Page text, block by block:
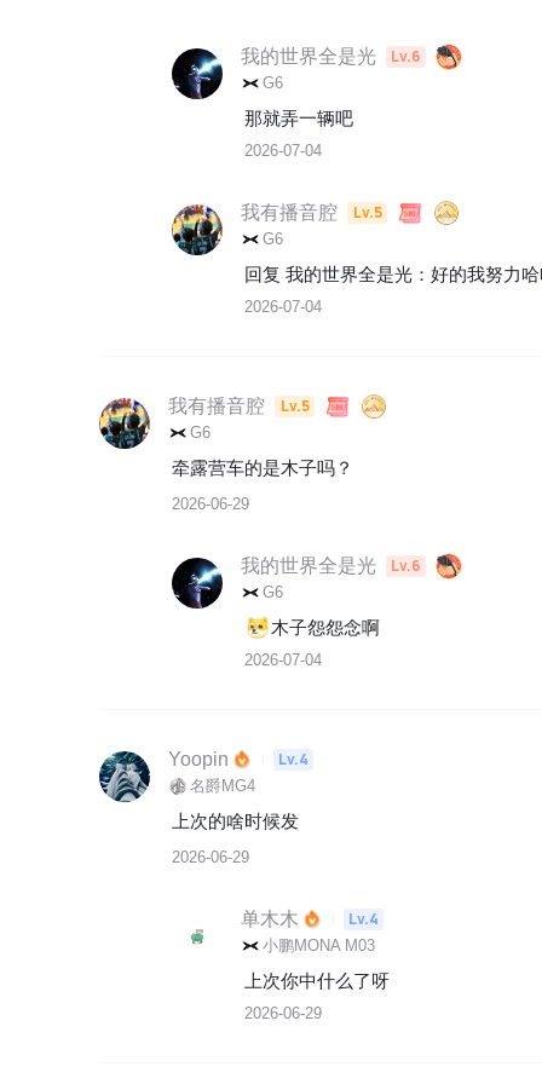
我的世界全是光 Lv.6
G6
那就弄一辆吧
2026-07-04
我有播音腔 Lv.5
G6
回复 我的世界全是光 ： 好的我努力
2026-07-04
我有播音腔 Lv.5
G6
牵露营车的是木子吗？
2026-06-29
我的世界全是光 Lv.6
G6
木子怨怨念啊
2026-07-04
Yoopin Lv.4
名爵MG4
上次的啥时候发
2026-06-29
单木木 Lv.4
小鹏MONA M03
上次你中什么了呀
2026-06-29